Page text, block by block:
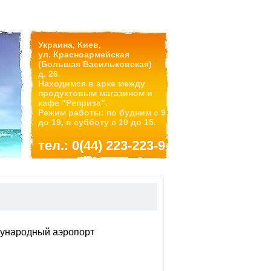
Украина, Киев,
ул. Красноармейская
(Большая Васильковская)
д. 26.
Находимся в арке между
продуктовым магазином и
кафе "Реприза".
Режим работы: по будним с 9
до 19, в субботу с 10 до 15.
тел.: 0(44) 223-223-9
аэропорт